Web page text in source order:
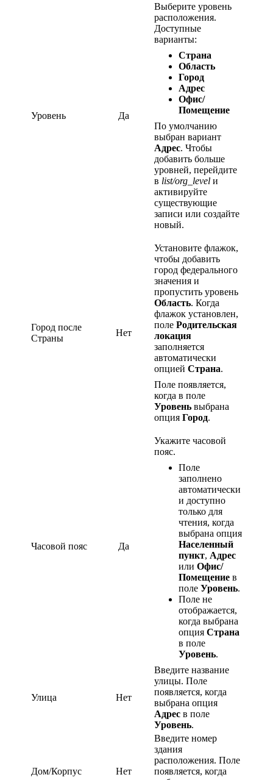
Уровень Да
Выберите уровень
расположения.
Доступные
варианты:
Страна
Область
Город
Адрес
Офис/
Помещение
По умолчанию
выбран вариант
Адрес. Чтобы
добавить больше
уровней, перейдите
в list/org_level и
активируйте
существующие
записи или создайте
новый.
Город после
Страны
Нет
Установите флажок,
чтобы добавить
город федерального
значения и
пропустить уровень
Область. Когда
флажок установлен,
поле Родительская
локация
заполняется
автоматически
опцией Страна.
Поле появляется,
когда в поле
Уровень выбрана
опция Город.
Часовой пояс Да
Укажите часовой
пояс.
Поле
заполнено
автоматически
и доступно
только для
чтения, когда
выбрана опция
Населенный
пункт, Адрес
или Офис/
Помещение в
поле Уровень.
Поле не
отображается,
когда выбрана
опция Страна
в поле
Уровень.
Улица Нет
Введите название
улицы. Поле
появляется, когда
выбрана опция
Адрес в поле
Уровень.
Дом/Корпус Нет
Введите номер
здания
расположения. Поле
появляется, когда